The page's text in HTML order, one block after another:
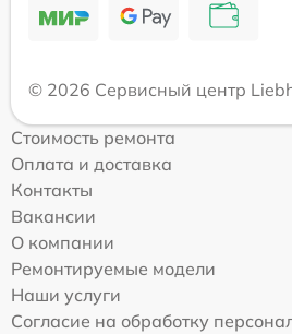
© 2026 Сервисный центр
Стоимость ремонта
Оплата и доставка
Контакты
Вакансии
О компании
Ремонтируемые модели
Наши услуги
Согласие на обработку